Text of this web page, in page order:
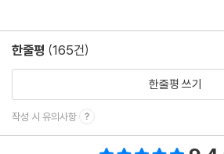
한줄평 (165건)
한줄평 쓰기
작성 시 유의사항